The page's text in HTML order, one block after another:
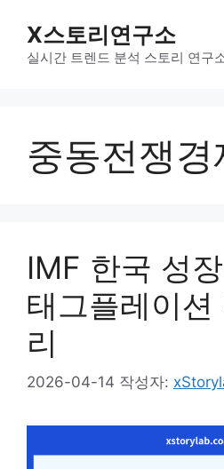
X스토리연구소
실시간 트렌드 분석 스토리 연구
중동전쟁경
IMF 한국 성
태그플레이션
리
2026-04-14 작성자: